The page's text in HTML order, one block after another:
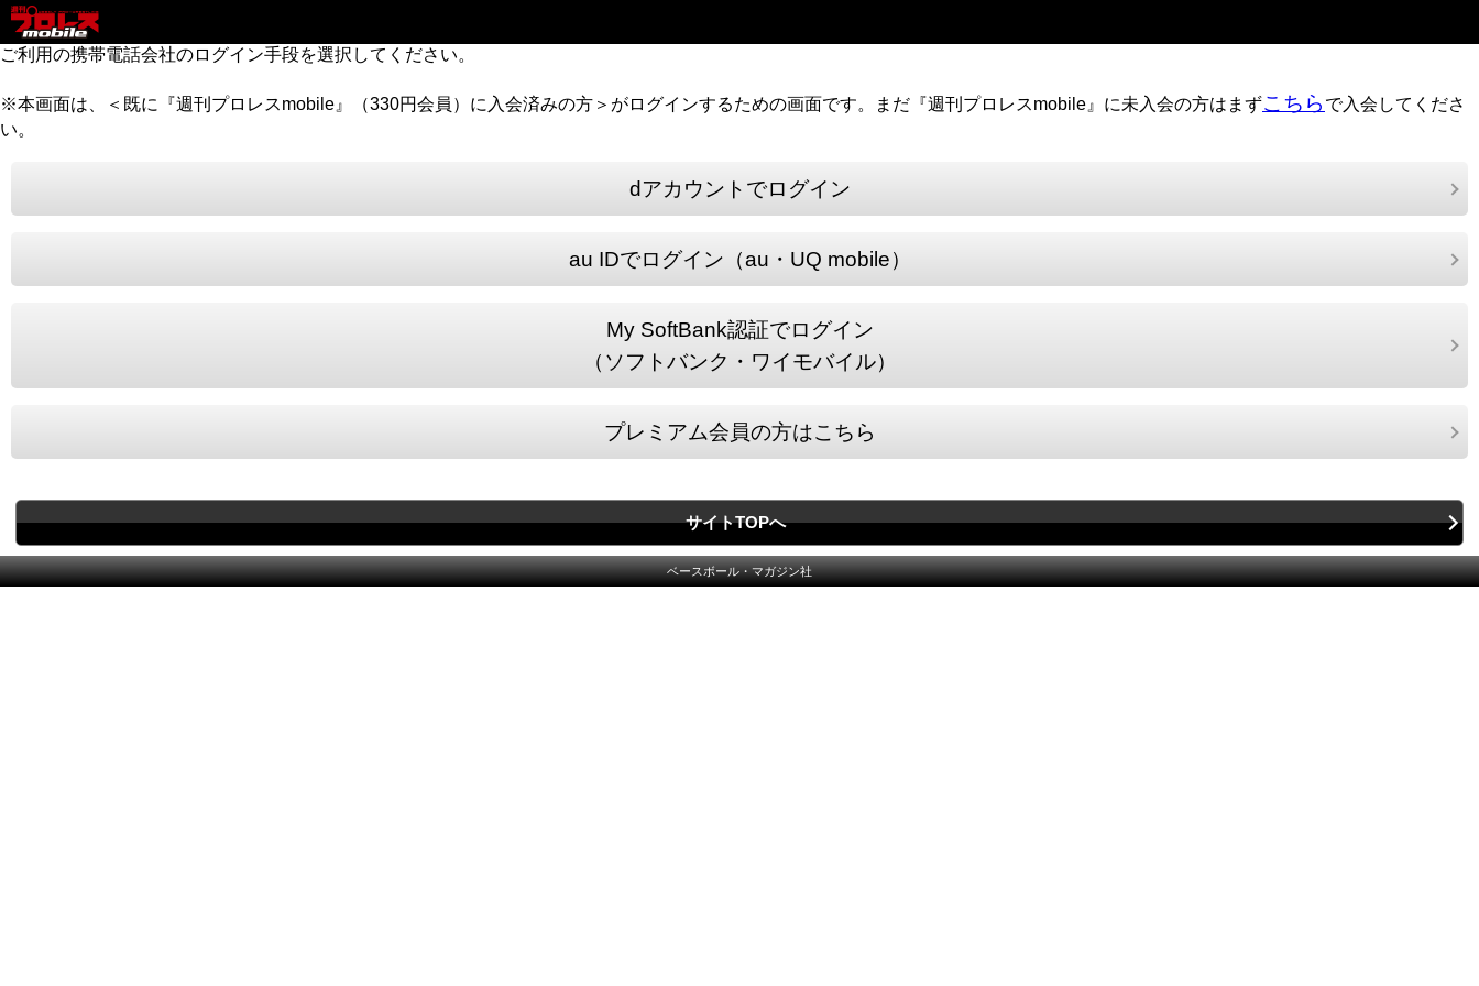
ご利用の携帯電話会社のログイン手段を選択してください。
※本画面は、＜既に『週刊プロレスmobile』（330円会員）に入会済みの方＞がログインするための画面です。まだ『週刊プロレスmobile』に未入会の方はまずこちら で入会してくださ
い。
dアカウントでログイン
au IDでログイン（au・UQ mobile）
My SoftBank認証でログイン
（ソフトバンク・ワイモバイル）
プレミアム会員の方はこちら
サイトTOPへ
ベースボール・マガジン社